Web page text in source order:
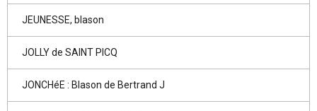
JEUNESSE, blason
JOLLY de SAINT PICQ
JONCHéE : Blason de Bertrand J